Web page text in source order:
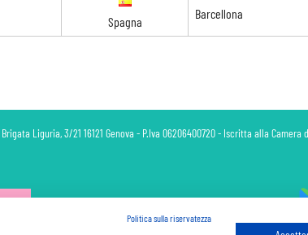
Spagna
Barcellona
Liguria, 3/21 16121 Genova - P.Iva 06206400720 - Iscritta alla Camera
Politica sulla riservatezza